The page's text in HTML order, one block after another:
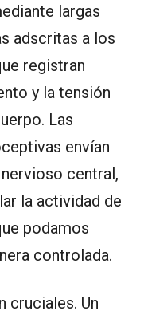
largas
adscritas a los
registran
y la tensión
Las
envían
central,
la actividad de
podamos
controlada.
cruciales. Un